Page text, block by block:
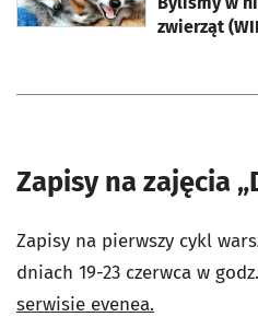
zwierząt
Zapisy na zajęcia
Zapisy na pierwszy cykl
dniach 19-23 czerwca w
serwisie evenea.